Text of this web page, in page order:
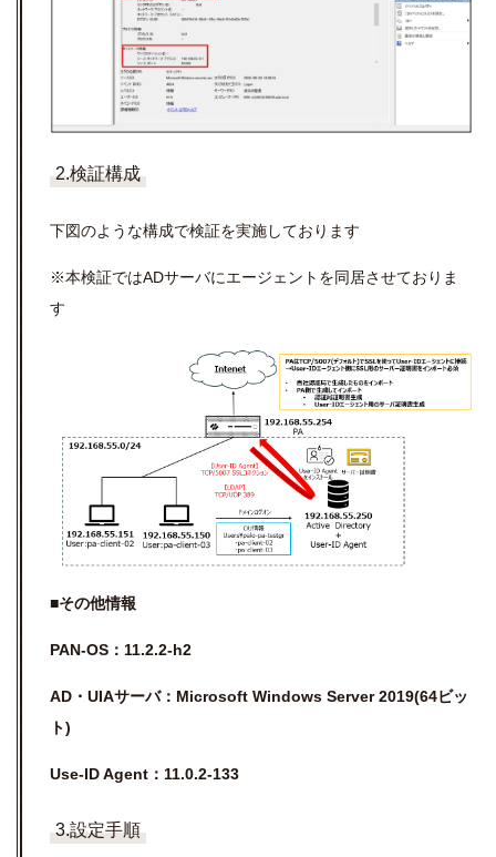
2.検証構成
下図のような構成で検証を実施しております
※本検証ではADサーバにエージェントを同居させておりま
す
■その他情報
PAN-OS ： 11.2.2-h2
AD ・ UIAサーバ： Microsoft Windows Server 2019(64ビッ
ト)
Use-ID Agent ： 11.0.2-133
3.設定手順